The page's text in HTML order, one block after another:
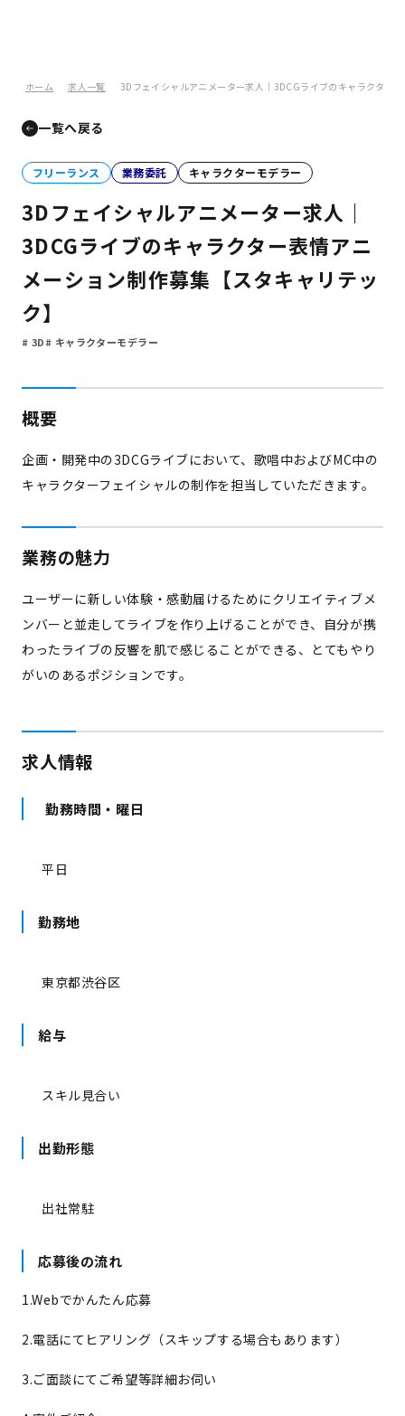
ホーム 求人一覧 3Dフェイシャルアニメーター求人｜3DCGライブのキャラクター
一覧へ戻る
フリーランス 業務委託 キャラクターモデラー
3Dフェイシャルアニメーター求人｜
3DCGライブのキャラクター表情アニ
メーション制作募集【スタキャリテッ
ク】
3D キャラクターモデラー
概要
企画・開発中の3DCGライブにおいて、歌唱中およびMC中の
キャラクターフェイシャルの制作を担当していただきます。
業務の魅力
ユーザーに新しい体験・感動届けるためにクリエイティブメ
ンバーと並走してライブを作り上げることができ、自分が携
わったライブの反響を肌で感じることができる、とてもやり
がいのあるポジションです。
求人情報
勤務時間・曜日
平日
勤務地
東京都渋谷区
給与
スキル見合い
出勤形態
出社常駐
応募後の流れ
1.Webでかんたん応募
2.電話にてヒアリング（スキップする場合もあります）
3.ご面談にてご希望等詳細お伺い